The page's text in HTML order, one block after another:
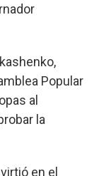
Popular
al
la
en el